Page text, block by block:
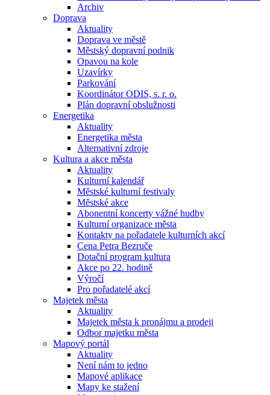
Archiv
Doprava
Aktuality
Doprava ve městě
Městský dopravní podnik
Opavou na kole
Uzavírky
Parkování
Koordinátor ODIS, s. r. o.
Plán dopravní obslužnosti
Energetika
Aktuality
Energetika města
Alternativní zdroje
Kultura a akce města
Aktuality
Kulturní kalendář
Městské kulturní festivaly
Městské akce
Abonentní koncerty vážné hudby
Kulturní organizace města
Kontakty na pořadatele kulturních akcí
Cena Petra Bezruče
Dotační program kultura
Akce po 22. hodině
Výročí
Pro pořadatelé akcí
Majetek města
Aktuality
Majetek města k pronájmu a prodeji
Odbor majetku města
Mapový portál
Aktuality
Není nám to jedno
Mapové aplikace
Mapy ke stažení